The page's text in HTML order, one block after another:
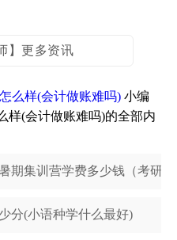
】更多资讯
么样(会计做账难吗) 小编
样(会计做账难吗)的全部内
期集训营学费多少钱（考研
分(小语种学什么最好)